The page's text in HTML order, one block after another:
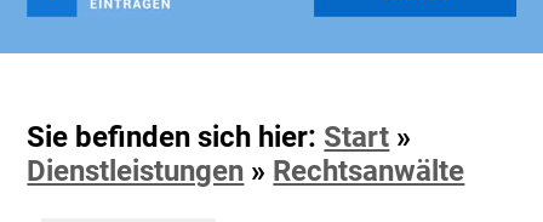
Sie befinden sich hier: Start »
Dienstleistungen » Rechtsanwälte